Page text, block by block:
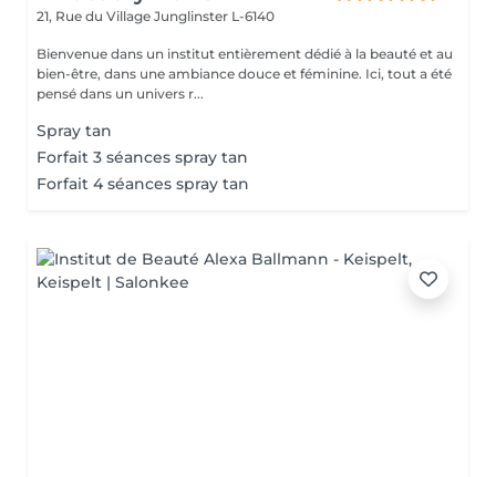
21, Rue du Village Junglinster L-6140
Bienvenue dans un institut entièrement dédié à la beauté et au
bien-être, dans une ambiance douce et féminine. Ici, tout a été
pensé dans un univers r...
Spray tan
Forfait 3 séances spray tan
Forfait 4 séances spray tan